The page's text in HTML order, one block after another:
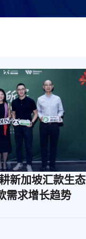
新加坡汇款生态
需求增长趋势